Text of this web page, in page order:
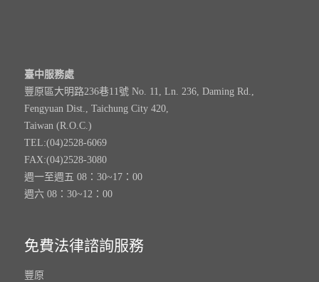
臺中服務處
豐原區大明路236巷11號 No. 11, Ln. 236, Daming Rd.,
Fengyuan Dist., Taichung City 420,
Taiwan (R.O.C.)
TEL:(04)2528-6069
FAX:(04)2528-3080
週一至週五 08：30~17：00
週六 08：30~12：00
免費法律諮詢服務
豐原